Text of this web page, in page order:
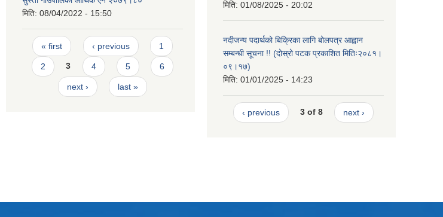
मिति: 08/04/2022 - 15:50
Pages
« first ‹ previous 1
2 3 4 5 6
next › last »
मिति: 01/08/2025 - 20:02
नदीजन्य पदार्थको बिक्रिका लागि बोलपत्र आह्वान
सम्बन्धी सूचना !! (दोस्रो पटक प्रकाशित मितिः२०८१।
०९।१७)
मिति: 01/01/2025 - 14:23
‹ previous 3 of 8 next ›